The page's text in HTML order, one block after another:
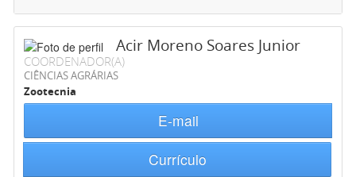
Acir Moreno Soares Junior
COORDENADOR(A)
CIÊNCIAS AGRÁRIAS
Zootecnia
E-mail
Currículo